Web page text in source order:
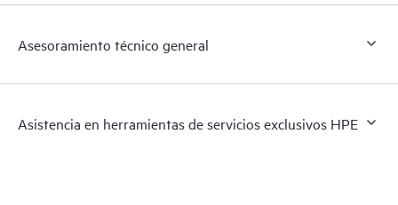
Asesoramiento técnico general
Asistencia en herramientas de servicios exclusivos HPE